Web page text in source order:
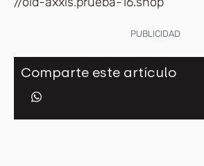
PUBLICIDAD
Comparte este artículo